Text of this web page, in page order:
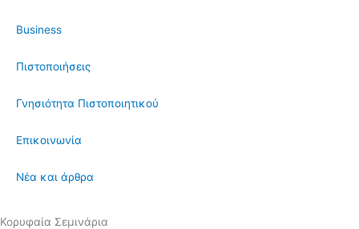
Business
Πιστοποιήσεις
Γνησιότητα Πιστοποιητικού
Επικοινωνία
Νέα και άρθρα
Κορυφαία Σεμινάρια